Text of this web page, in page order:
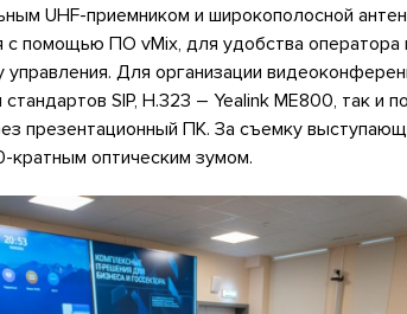
UHF-приемником и широкополосной
с помощью ПО vMix, для удобства оператора
управления. Для организации
SIP, H.323 – Yealink ME800, так и
презентационный ПК. За съемку
кратным оптическим зумом.